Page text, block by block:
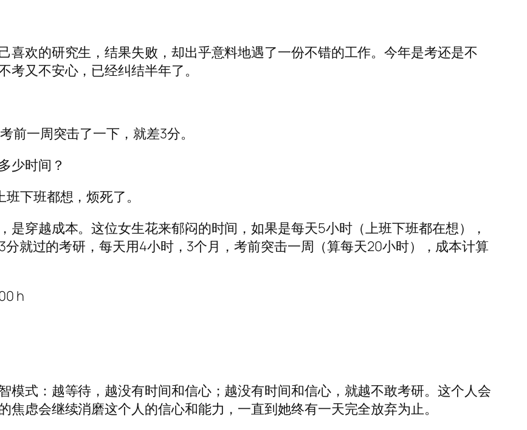
喜欢的研究生，结果失败，却出乎意料地遇了一份不错的工作。今年是考还是不
又不安心，已经纠结半年了。
前一周突击了一下，就差3分。
少时间？
下班都想，烦死了。
是穿越成本。这位女生花来郁闷的时间，如果是每天5小时（上班下班都在想），
就过的考研，每天用4小时，3个月，考前突击一周（算每天20小时），成本计算
h
模式：越等待，越没有时间和信心；越没有时间和信心，就越不敢考研。这个人会
虑会继续消磨这个人的信心和能力，一直到她终有一天完全放弃为止。